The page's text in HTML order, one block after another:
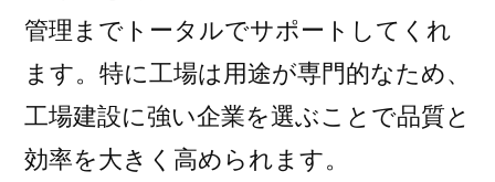
管理までトータルでサポートしてくれ
ます。特に工場は用途が専門的なため、
工場建設に強い企業を選ぶことで品質と
効率を大きく高められます。